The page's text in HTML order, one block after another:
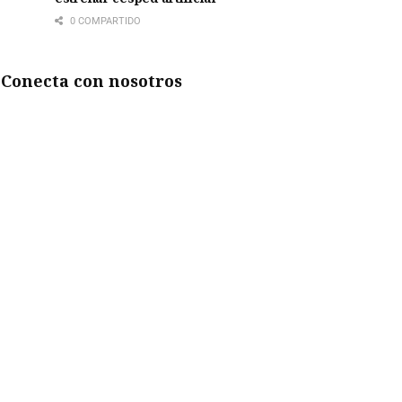
0 COMPARTIDO
Conecta con nosotros